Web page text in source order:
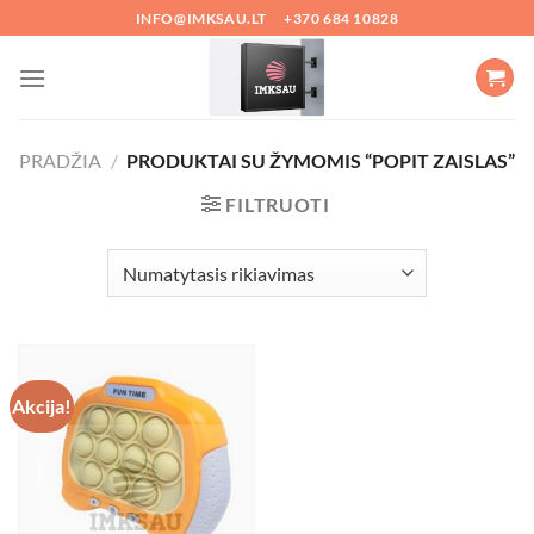
to
content
INFO@IMKSAU.LT +370 684 10828
PRADŽIA / PRODUKTAI SU ŽYMOMIS “POPIT ZAISLAS”
FILTRUOTI
Akcija!